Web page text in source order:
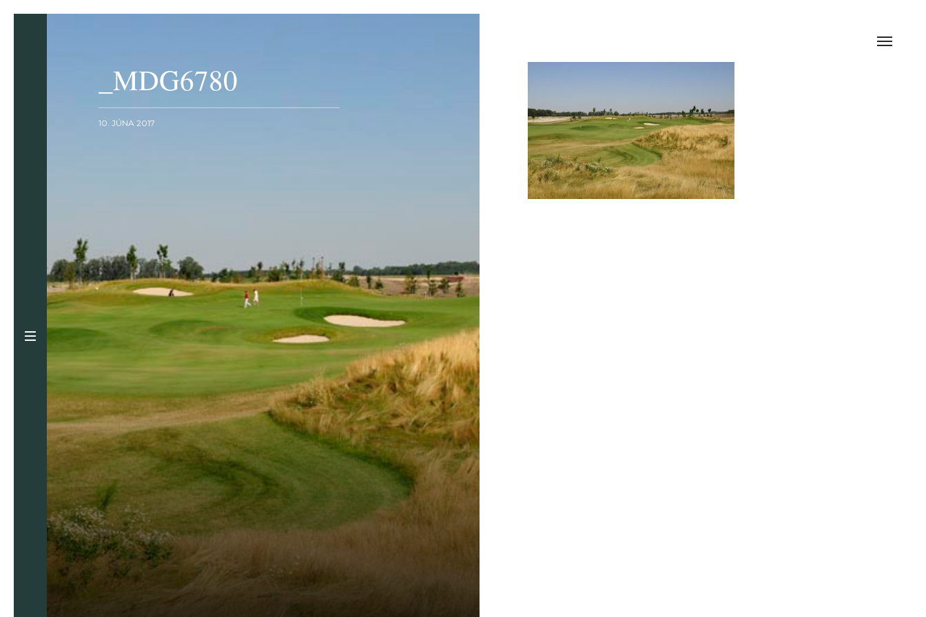
_MDG6780
10. JÚNA 2017